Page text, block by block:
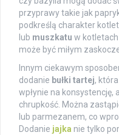
przyprawy takie jak
podkreślą charakter
lub muszkatu w
może być miłym
Innym ciekawym
dodanie bułki tartej,
wpłynie na
chrupkość. Można
lub parmezanem, co
Dodanie jajka nie tylko